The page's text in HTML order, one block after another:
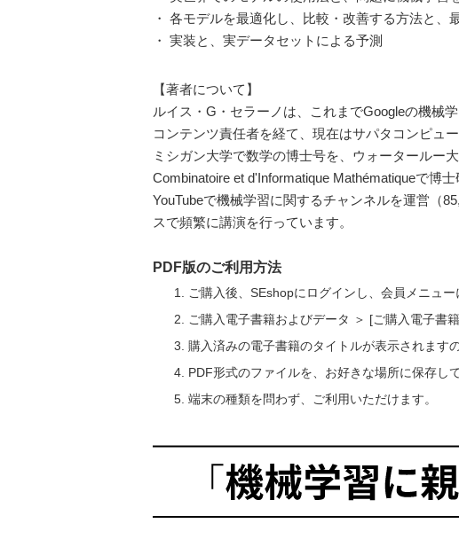
・ 各モデルを最適化し、比較・改善する方法と、
・ 実装と、実データセットによる予測
【著者について】
ルイス・G・セラーノは、これまでGoogleの機械
コンテンツ責任者を経て、現在はサパタコンピュ
ミシガン大学で数学の博士号を、ウォータールー
Combinatoire et d'Informatique Mathématiqueで博
YouTubeで機械学習に関するチャンネルを運営（
スで頻繁に講演を行っています。
PDF版のご利用方法
ご購入後、SEshopにログインし、会員メニュー
ご購入電子書籍およびデータ ＞ [ご購入電子書
購入済みの電子書籍のタイトルが表示されます
PDF形式のファイルを、お好きな場所に保存し
端末の種類を問わず、ご利用いただけます。